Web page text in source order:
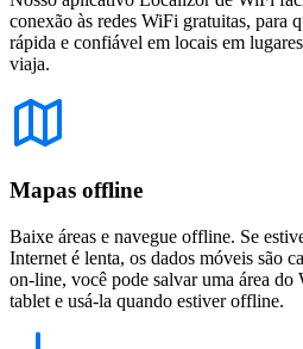
conexão às redes WiFi gratuitas, para
rápida e confiável em locais em
viaja.
Mapas offline
Baixe áreas e navegue offline. Se
Internet é lenta, os dados móveis são
on-line, você pode salvar uma área
tablet e usá-la quando estiver offline.